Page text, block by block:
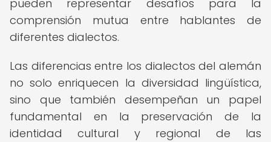
pueden representar desafíos para la
comprensión mutua entre hablantes de
diferentes dialectos.
Las diferencias entre los dialectos del alemán
no solo enriquecen la diversidad lingüística,
sino que también desempeñan un papel
fundamental en la preservación de la
identidad cultural y regional de las